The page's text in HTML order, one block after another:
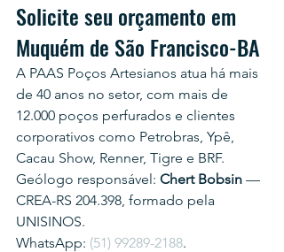
Solicite seu orçamento em
Muquém de São Francisco-BA
A PAAS Poços Artesianos atua há mais
de 40 anos no setor, com mais de
12.000 poços perfurados e clientes
corporativos como Petrobras, Ypê,
Cacau Show, Renner, Tigre e BRF.
Geólogo responsável: Chert Bobsin —
CREA-RS 204.398, formado pela
UNISINOS.
WhatsApp: (51) 99289-2188.